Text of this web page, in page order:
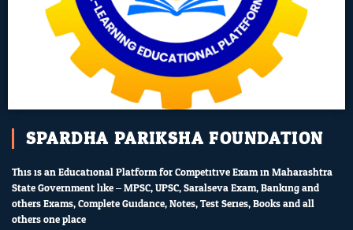
SPARDHA PARIKSHA FOUNDATION
This is an Educational Platform for Competitive Exam in Maharashtra
State Government like – MPSC, UPSC, Saralseva Exam, Banking and
others Exams, Complete Guidance, Notes, Test Series, Books and all
others one place.